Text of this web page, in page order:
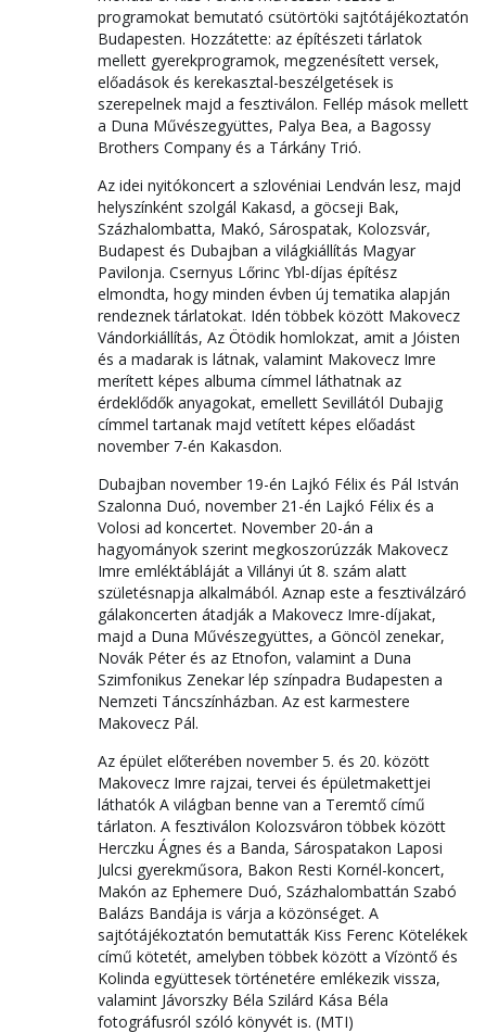
programokat bemutató csütörtöki sajtótájékoztatón
Budapesten. Hozzátette: az építészeti tárlatok
mellett gyerekprogramok, megzenésített versek,
előadások és kerekasztal-beszélgetések is
szerepelnek majd a fesztiválon. Fellép mások mellett
a Duna Művészegyüttes, Palya Bea, a Bagossy
Brothers Company és a Tárkány Trió.
Az idei nyitókoncert a szlovéniai Lendván lesz, majd
helyszínként szolgál Kakasd, a göcseji Bak,
Százhalombatta, Makó, Sárospatak, Kolozsvár,
Budapest és Dubajban a világkiállítás Magyar
Pavilonja. Csernyus Lőrinc Ybl-díjas építész
elmondta, hogy minden évben új tematika alapján
rendeznek tárlatokat. Idén többek között Makovecz
Vándorkiállítás, Az Ötödik homlokzat, amit a Jóisten
és a madarak is látnak, valamint Makovecz Imre
merített képes albuma címmel láthatnak az
érdeklődők anyagokat, emellett Sevillától Dubajig
címmel tartanak majd vetített képes előadást
november 7-én Kakasdon.
Dubajban november 19-én Lajkó Félix és Pál István
Szalonna Duó, november 21-én Lajkó Félix és a
Volosi ad koncertet. November 20-án a
hagyományok szerint megkoszorúzzák Makovecz
Imre emléktábláját a Villányi út 8. szám alatt
születésnapja alkalmából. Aznap este a fesztiválzáró
gálakoncerten átadják a Makovecz Imre-díjakat,
majd a Duna Művészegyüttes, a Göncöl zenekar,
Novák Péter és az Etnofon, valamint a Duna
Szimfonikus Zenekar lép színpadra Budapesten a
Nemzeti Táncszínházban. Az est karmestere
Makovecz Pál.
Az épület előterében november 5. és 20. között
Makovecz Imre rajzai, tervei és épületmakettjei
láthatók A világban benne van a Teremtő című
tárlaton. A fesztiválon Kolozsváron többek között
Herczku Ágnes és a Banda, Sárospatakon Laposi
Julcsi gyerekműsora, Bakon Resti Kornél-koncert,
Makón az Ephemere Duó, Százhalombattán Szabó
Balázs Bandája is várja a közönséget. A
sajtótájékoztatón bemutatták Kiss Ferenc Kötelékek
című kötetét, amelyben többek között a Vízöntő és
Kolinda együttesek történetére emlékezik vissza,
valamint Jávorszky Béla Szilárd Kása Béla
fotográfusról szóló könyvét is. (MTI)